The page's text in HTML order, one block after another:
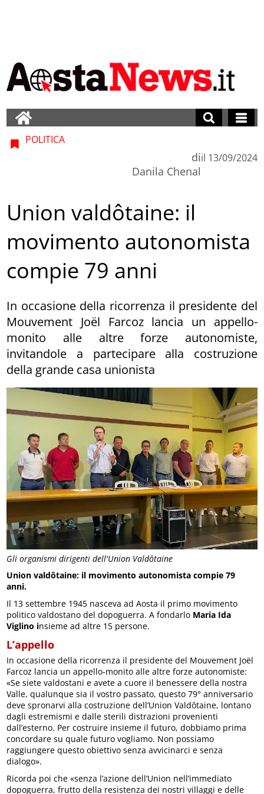
Gli organismi dirigenti dell'Union Valdôtaine
POLITICA
di
Danila Chenal
il 13/09/2024
Union valdôtaine: il
movimento autonomista
compie 79 anni
In occasione della ricorrenza il presidente del
Mouvement Joël Farcoz lancia un appello-
monito alle altre forze autonomiste,
invitandole a partecipare alla costruzione
della grande casa unionista
Union valdôtaine: il movimento autonomista compie 79
anni.
Il 13 settembre 1945 nasceva ad Aosta il primo movimento
politico valdostano del dopoguerra. A fondarlo Maria Ida
Viglino insieme ad altre 15 persone.
L’appello
In occasione della ricorrenza il presidente del Mouvement Joël
Farcoz lancia un appello-monito alle altre forze autonomiste:
«Se siete valdostani e avete a cuore il benessere della nostra
Valle, qualunque sia il vostro passato, questo 79° anniversario
deve spronarvi alla costruzione dell’Union Valdôtaine, lontano
dagli estremismi e dalle sterili distrazioni provenienti
dall’esterno. Per costruire insieme il futuro, dobbiamo prima
concordare su quale futuro vogliamo. Non possiamo
raggiungere questo obiettivo senza avvicinarci e senza
dialogo».
Ricorda poi che «senza l’azione dell’Union nell’immediato
dopoguerra, frutto della resistenza dei nostri villaggi e delle